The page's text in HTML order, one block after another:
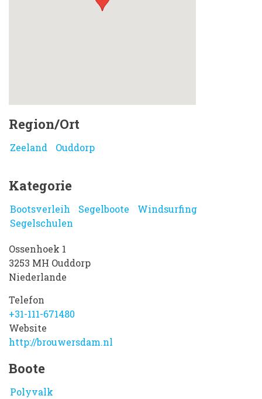
Region/Ort
Zeeland Ouddorp
Kategorie
Bootsverleih Segelboote
Windsurfing
Segelschulen
Ossenhoek 1
3253 MH Ouddorp
Niederlande
Telefon
+31-111-671480
Website
http://brouwersdam.nl
Boote
Polyvalk